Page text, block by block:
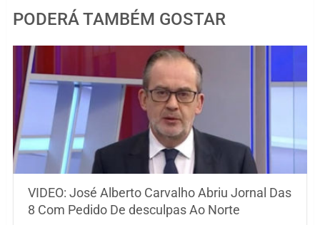
PODERÁ TAMBÉM GOSTAR
VIDEO: José Alberto Carvalho Abriu Jornal Das
8 Com Pedido De desculpas Ao Norte